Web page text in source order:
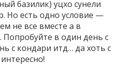
базилик) уцхо сунели
Но есть одно условие —
не все вместе а в
в один день с
с кондари итд… да хоть с